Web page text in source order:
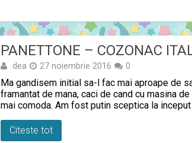
PANETTONE – COZONAC
dea 27 noiembrie 2016 0
Ma gandisem initial sa-l fac mai aproape de
framantat de mana, caci de cand cu masina
mai comoda. Am fost putin sceptica la
Citeste tot